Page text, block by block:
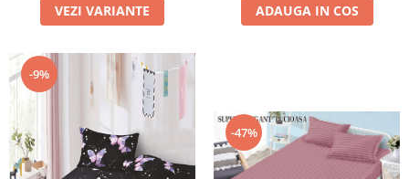
VEZI VARIANTE ADAUGA IN COS
-9%
-47%